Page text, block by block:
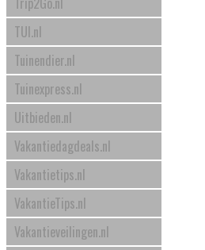
TUI.nl
Tuinendier.nl
Tuinexpress.nl
Uitbieden.nl
Vakantiedagdeals.nl
Vakantietips.nl
VakantieTips.nl
Vakantieveilingen.nl